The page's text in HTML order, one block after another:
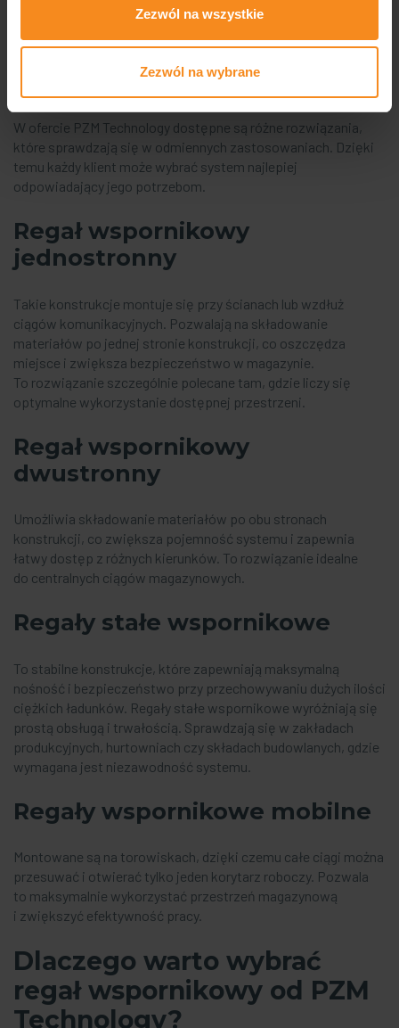
Zezwól na wszystkie
Zezwól na wybrane
Regały wspornikowe –
W ofercie PZM Technology dostępne są różne rozwiązania,
które sprawdzają się w odmiennych zastosowaniach. Dzięki
temu każdy klient może wybrać system najlepiej
odpowiadający jego potrzebom.
Regał wspornikowy
jednostronny
Takie konstrukcje montuje się przy ścianach lub wzdłuż
ciągów komunikacyjnych. Pozwalają na składowanie
materiałów po jednej stronie konstrukcji, co oszczędza
miejsce i zwiększa bezpieczeństwo w magazynie.
To rozwiązanie szczególnie polecane tam, gdzie liczy się
optymalne wykorzystanie dostępnej przestrzeni.
Regał wspornikowy
dwustronny
Umożliwia składowanie materiałów po obu stronach
konstrukcji, co zwiększa pojemność systemu i zapewnia
łatwy dostęp z różnych kierunków. To rozwiązanie idealne
do centralnych ciągów magazynowych.
Regały stałe wspornikowe
To stabilne konstrukcje, które zapewniają maksymalną
nośność i bezpieczeństwo przy przechowywaniu dużych ilości
ciężkich ładunków. Regały stałe wspornikowe wyróżniają się
prostą obsługą i trwałością. Sprawdzają się w zakładach
produkcyjnych, hurtowniach czy składach budowlanych, gdzie
wymagana jest niezawodność systemu.
Regały wspornikowe mobilne
Montowane są na torowiskach, dzięki czemu całe ciągi można
przesuwać i otwierać tylko jeden korytarz roboczy. Pozwala
to maksymalnie wykorzystać przestrzeń magazynową
i zwiększyć efektywność pracy.
Dlaczego warto wybrać
regał wspornikowy od PZM
Technology?